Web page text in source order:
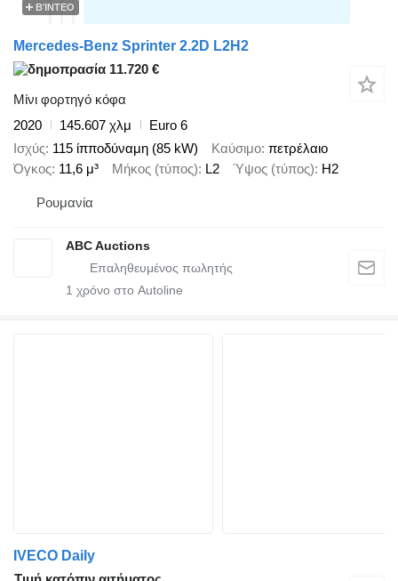
ΒΊΝΤΕΟ
Mercedes-Benz Sprinter 2.2D L2H2
11.720 €
Μίνι φορτηγό κόφα
2020
145.607 χλμ
Euro 6
Ισχύς 115 ίπποδύναμη (85 kW) Καύσιμο πετρέλαιο
Όγκος 11,6 μ³ Μήκος (τύπος) L2 Ύψος (τύπος) H2
Ρουμανία
ABC Auctions
1 χρόνο στο Autoline
IVECO Daily